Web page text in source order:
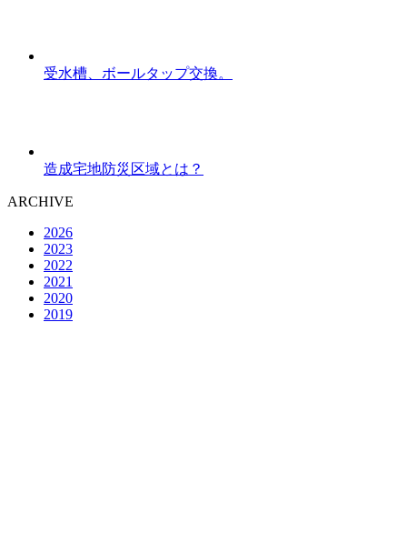
受水槽、ボールタップ交換。
造成宅地防災区域とは？
ARCHIVE
2026
2023
2022
2021
2020
2019